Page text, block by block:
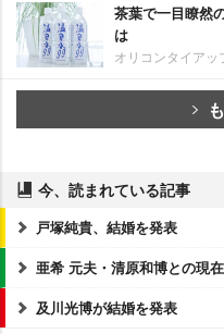
茶葉で一目瞭然
は
オリコンタイアッ
今、読まれている記事
戸塚純貴、結婚を発表
亜希 元夫・清原和博との現
及川光博が結婚を発表